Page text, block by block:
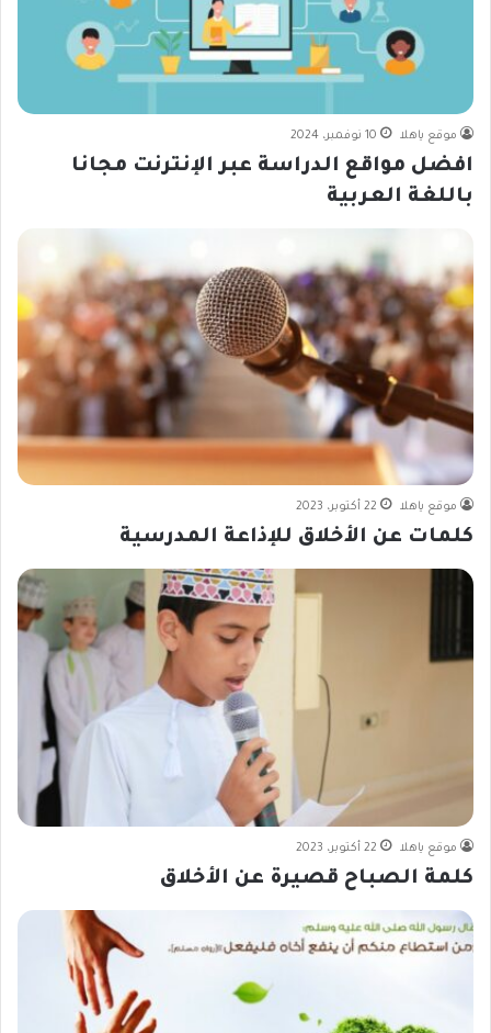
موقع ياهلا 10 نوفمبر، 2024
افضل مواقع الدراسة عبر الإنترنت مجانا
باللغة العربية
موقع ياهلا 22 أكتوبر، 2023
كلمات عن الأخلاق للإذاعة المدرسية
موقع ياهلا 22 أكتوبر، 2023
كلمة الصباح قصيرة عن الأخلاق